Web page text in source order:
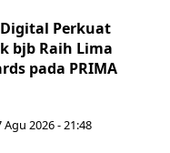
Perkuat
bjb Raih Lima
pada PRIMA
Agu 2026 - 21:48